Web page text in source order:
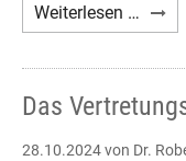
Weiterlesen …
Axel
A.
Das
28.10.2024von Dr.